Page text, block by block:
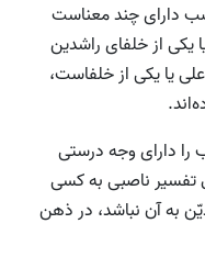
دارای چند معناست
یکی از خلفای راشدین
یا یکی از خلفاست،
دارای وجه درستی
تفسیر ناصبی به کسی
به آن نباشد، در ذهن